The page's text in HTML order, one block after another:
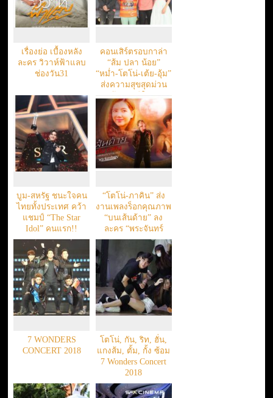
เรื่องย่อ เบื้องหลัง
ละคร วิวาห์ฟ้าแลบ
ช่องวัน31
คอนเสิร์ตรอบกาล่า
“ส้ม ปลา น้อย”
“หม่ำ-โตโน่-เต้ย-อุ้ม”
ส่งความสุขสุดม่วน
ต้อนรับปีใหม่
บูม-สหรัฐ ชนะใจคน
ไทยทั้งประเทศ คว้า
แชมป์ “The Star
Idol” คนแรก!!
“โตโน่-ภาคิน” ส่ง
งานเพลงร็อกคุณภาพ
“บนเส้นด้าย” ลง
ละคร “พระจันทร์
แดง”
7 WONDERS
CONCERT 2018
โตโน่, กัน, ริท, ฮั่น,
แกงส้ม, ตั้ม, กั้ง ซ้อม
7 Wonders Concert
2018